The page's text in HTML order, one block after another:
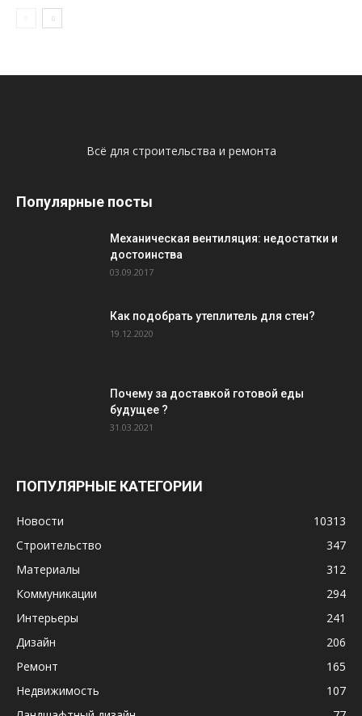
Всё для строительства и ремонта
Популярные посты
Механическая вентиляция: недостатки и
достоинства
03.09.2017
Как подобрать утеплитель для стен?
19.12.2020
Почему за доставкой готовой еды
будущее ?
31.03.2021
ПОПУЛЯРНЫЕ КАТЕГОРИИ
Новости
10313
Строительство
347
Материалы
312
Коммуникации
294
Интерьеры
241
Дизайн
206
Ремонт
165
Недвижимость
107